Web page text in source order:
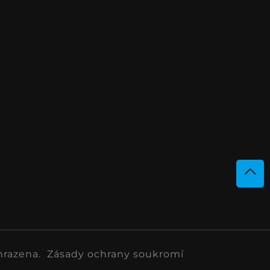
Zásady ochrany soukromí